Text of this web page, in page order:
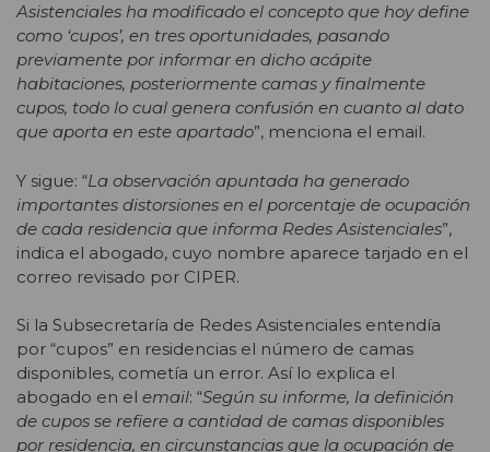
Asistenciales ha modificado el concepto que hoy define
como ‘cupos’, en tres oportunidades, pasando
previamente por informar en dicho acápite
habitaciones, posteriormente camas y finalmente
cupos, todo lo cual genera confusión en cuanto al dato
que aporta en este apartado”, menciona el email.
Y sigue: “La observación apuntada ha generado
importantes distorsiones en el porcentaje de ocupación
de cada residencia que informa Redes Asistenciales”,
indica el abogado, cuyo nombre aparece tarjado en el
correo revisado por CIPER.
Si la Subsecretaría de Redes Asistenciales entendía
por “cupos” en residencias el número de camas
disponibles, cometía un error. Así lo explica el
abogado en el email: “Según su informe, la definición
de cupos se refiere a cantidad de camas disponibles
por residencia, en circunstancias que la ocupación de